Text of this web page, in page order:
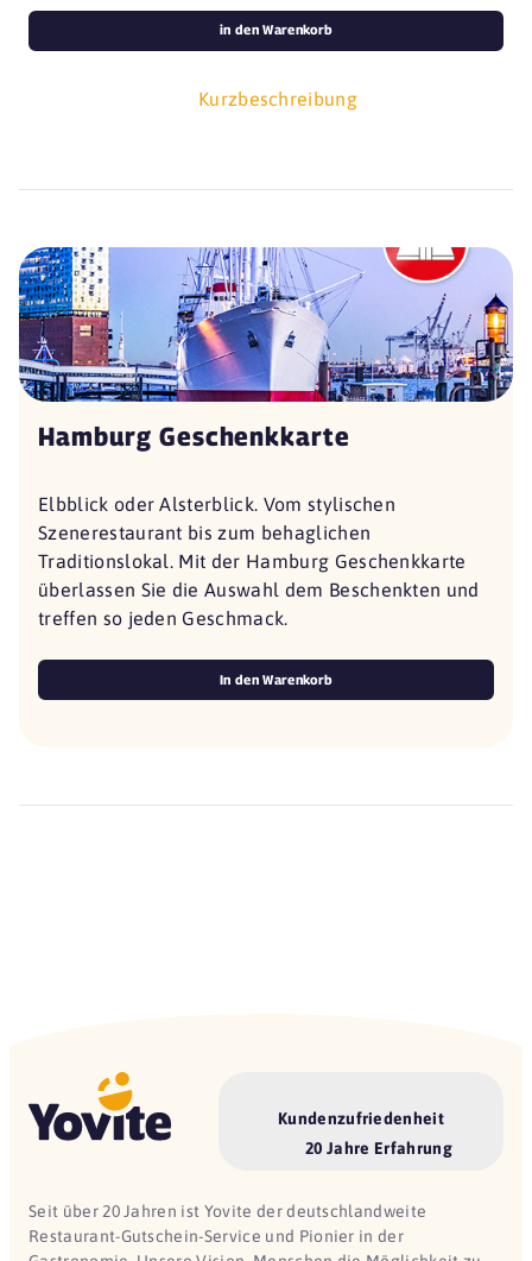
Kurzbeschreibung
in den Warenkorb
Hamburg Geschenkkarte
Elbblick oder Alsterblick. Vom stylischen
Szenerestaurant bis zum behaglichen
Traditionslokal. Mit der Hamburg Geschenkkarte
überlassen Sie die Auswahl dem Beschenkten und
treffen so jeden Geschmack.
In den Warenkorb
Kundenzufriedenheit
20 Jahre Erfahrung
Seit über 20 Jahren ist Yovite der deutschlandweite
Restaurant-Gutschein-Service und Pionier in der